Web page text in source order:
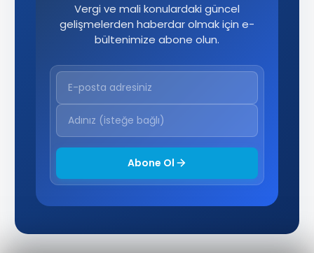
Vergi ve mali konulardaki güncel
gelişmelerden haberdar olmak için e-
bültenimize abone olun.
Abone Ol